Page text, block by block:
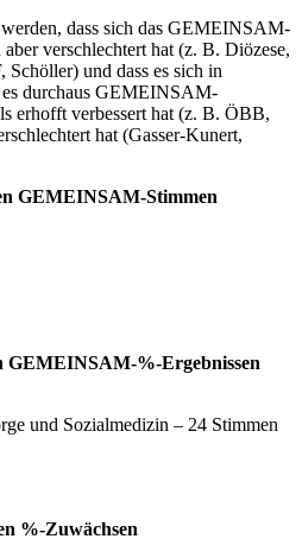
dass sich das GEMEINSAM-
verschlechtert hat (z. B. Diözese,
Schöller) und dass es sich in
es durchaus GEMEINSAM-
erhofft verbessert hat (z. B. ÖBB,
hat (Gasser-Kunert,
GEMEINSAM-Stimmen
GEMEINSAM-%-Ergebnissen
und Sozialmedizin – 24 Stimmen
%-Zuwächsen